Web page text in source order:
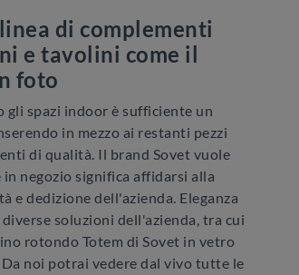
di complementi
e tavolini come il
foto
gli spazi indoor è sufficiente un
in mezzo ai restanti pezzi
di qualità. Il brand Sovet vuole
negozio significa affidarsi alla
e dedizione dell'azienda. Eleganza
soluzioni dell'azienda, tra cui
rotondo Totem di Sovet in vetro
noi potrai vedere dal vivo tutte le